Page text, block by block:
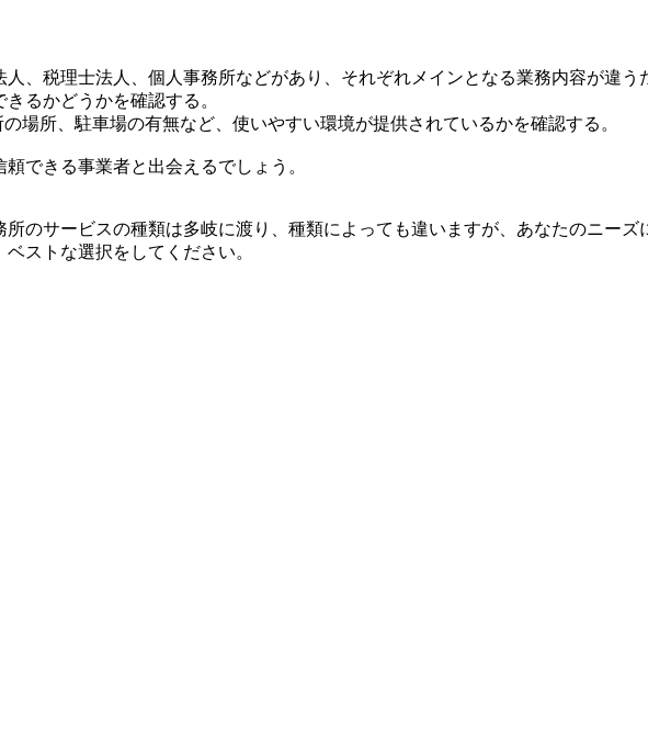
、税理士法人、個人事務所などがあり、それぞれメインとなる業務内容が違う
るかどうかを確認する。
場所、駐車場の有無など、使いやすい環境が提供されているかを確認する。
できる事業者と出会えるでしょう。
のサービスの種類は多岐に渡り、種類によっても違いますが、あなたのニーズ
ストな選択をしてください。